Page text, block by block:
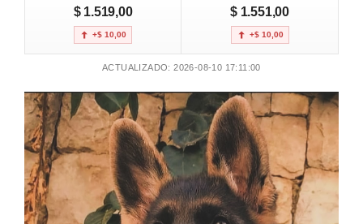
$ 1.519,00
+$ 10,00
$ 1.551,00
+$ 10,00
ACTUALIZADO: 2026-08-10 17:11:00